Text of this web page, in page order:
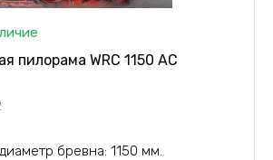
пилорама WRC 1150 AC
бревна: 1150 мм.